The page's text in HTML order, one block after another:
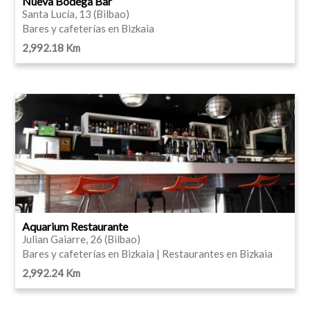
Santa Lucía, 13 (Bilbao)
Bares y cafeterías en Bizkaia
2,992.18 Km
Aquarium Restaurante
Julian Gaiarre, 26 (Bilbao)
Bares y cafeterías en Bizkaia | Restaurantes en Bizkaia
2,992.24 Km